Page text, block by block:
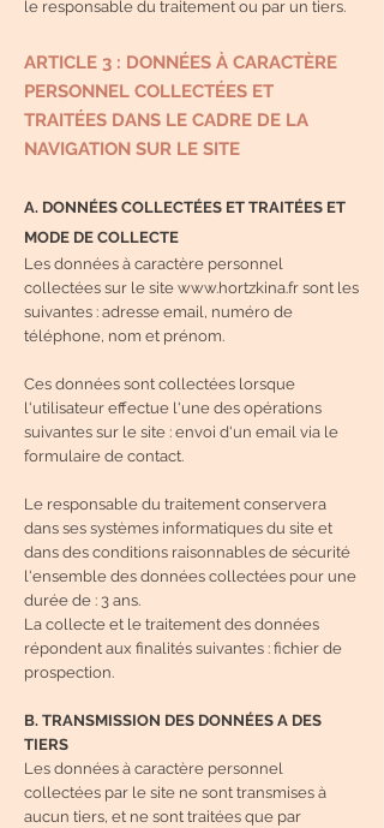
le responsable du traitement ou par un tiers.
ARTICLE 3 : DONNÉES À CARACTÈRE
PERSONNEL COLLECTÉES ET
TRAITÉES DANS LE CADRE DE LA
NAVIGATION SUR LE SITE
A. DONNÉES COLLECTÉES ET TRAITÉES ET
MODE DE COLLECTE
Les données à caractère personnel
collectées sur le site www.hortzkina.fr sont les
suivantes : adresse email, numéro de
téléphone, nom et prénom.
Ces données sont collectées lorsque
l'utilisateur effectue l'une des opérations
suivantes sur le site : envoi d'un email via le
formulaire de contact.
Le responsable du traitement conservera
dans ses systèmes informatiques du site et
dans des conditions raisonnables de sécurité
l'ensemble des données collectées pour une
durée de : 3 ans.
La collecte et le traitement des données
répondent aux finalités suivantes : fichier de
prospection.
B. TRANSMISSION DES DONNÉES A DES
TIERS
Les données à caractère personnel
collectées par le site ne sont transmises à
aucun tiers, et ne sont traitées que par